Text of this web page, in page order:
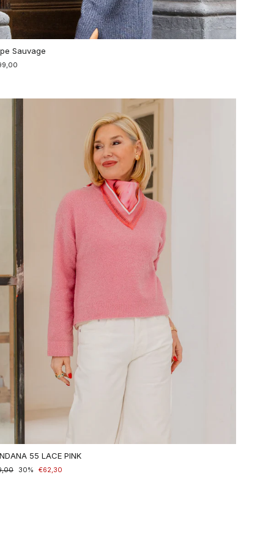
Sauvage
55 LACE PINK
30% €62,30